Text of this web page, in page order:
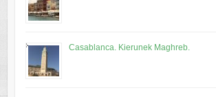
Casablanca. Kierunek Maghreb.